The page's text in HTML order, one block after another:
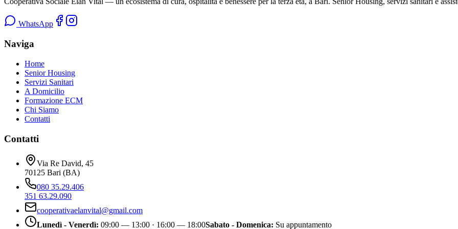
WhatsApp
Naviga
Home
Senior Housing
Servizi Sanitari
A Domicilio
Formazione ECM
Chi Siamo
Contatti
Contatti
Via Re David, 45
70125 Bari (BA)
080 35.29.406
351 63.29.090
cooperativaelanvital@gmail.com
Lunedì - Venerdì: 09:00 — 13:00 · 16:00 — 18:00Sabato - Domenica: Su appuntamento